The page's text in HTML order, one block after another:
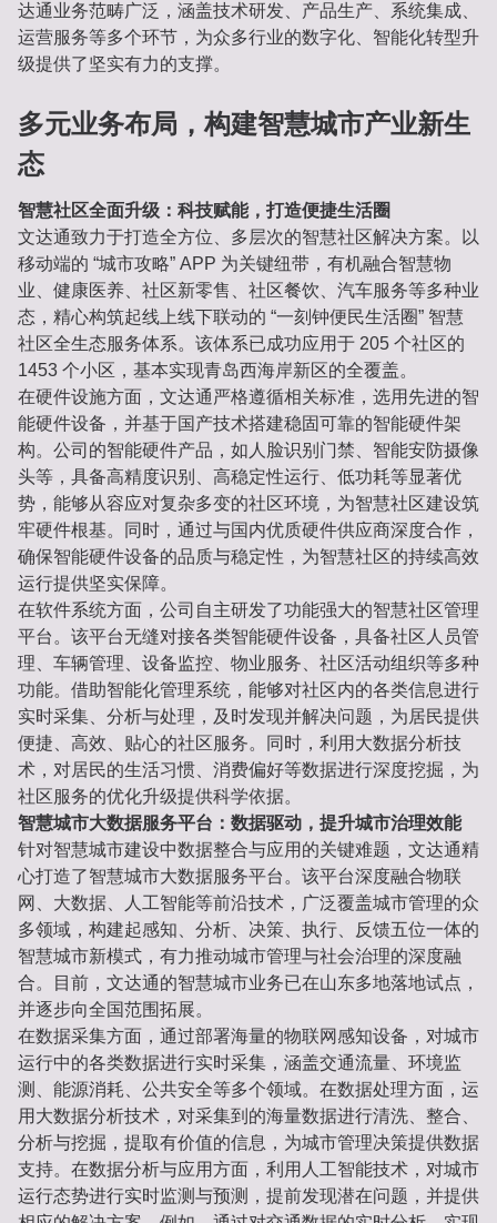
达通业务范畴广泛，涵盖技术研发、产品生产、系统集成、
运营服务等多个环节，为众多行业的数字化、智能化转型升
级提供了坚实有力的支撑。
多元业务布局，构建智慧城市产业新生
态
智慧社区全面升级：科技赋能，打造便捷生活圈
文达通致力于打造全方位、多层次的智慧社区解决方案。以
移动端的 “城市攻略” APP 为关键纽带，有机融合智慧物
业、健康医养、社区新零售、社区餐饮、汽车服务等多种业
态，精心构筑起线上线下联动的 “一刻钟便民生活圈” 智慧
社区全生态服务体系。该体系已成功应用于 205 个社区的
1453 个小区，基本实现青岛西海岸新区的全覆盖。
在硬件设施方面，文达通严格遵循相关标准，选用先进的智
能硬件设备，并基于国产技术搭建稳固可靠的智能硬件架
构。公司的智能硬件产品，如人脸识别门禁、智能安防摄像
头等，具备高精度识别、高稳定性运行、低功耗等显著优
势，能够从容应对复杂多变的社区环境，为智慧社区建设筑
牢硬件根基。同时，通过与国内优质硬件供应商深度合作，
确保智能硬件设备的品质与稳定性，为智慧社区的持续高效
运行提供坚实保障。
在软件系统方面，公司自主研发了功能强大的智慧社区管理
平台。该平台无缝对接各类智能硬件设备，具备社区人员管
理、车辆管理、设备监控、物业服务、社区活动组织等多种
功能。借助智能化管理系统，能够对社区内的各类信息进行
实时采集、分析与处理，及时发现并解决问题，为居民提供
便捷、高效、贴心的社区服务。同时，利用大数据分析技
术，对居民的生活习惯、消费偏好等数据进行深度挖掘，为
社区服务的优化升级提供科学依据。
智慧城市大数据服务平台：数据驱动，提升城市治理效能
针对智慧城市建设中数据整合与应用的关键难题，文达通精
心打造了智慧城市大数据服务平台。该平台深度融合物联
网、大数据、人工智能等前沿技术，广泛覆盖城市管理的众
多领域，构建起感知、分析、决策、执行、反馈五位一体的
智慧城市新模式，有力推动城市管理与社会治理的深度融
合。目前，文达通的智慧城市业务已在山东多地落地试点，
并逐步向全国范围拓展。
在数据采集方面，通过部署海量的物联网感知设备，对城市
运行中的各类数据进行实时采集，涵盖交通流量、环境监
测、能源消耗、公共安全等多个领域。在数据处理方面，运
用大数据分析技术，对采集到的海量数据进行清洗、整合、
分析与挖掘，提取有价值的信息，为城市管理决策提供数据
支持。在数据分析与应用方面，利用人工智能技术，对城市
运行态势进行实时监测与预测，提前发现潜在问题，并提供